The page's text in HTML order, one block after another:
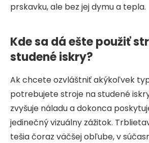
prskavku, ale bez jej dymu a tepla.
Kde sa dá ešte použiť
studené iskry?
Ak chcete ozvláštniť akýkoľvek
potrebujete stroje na studené
zvyšuje náladu a dokonca
jedinečný vizuálny zážitok.
tešia čoraz väčšej obľube, v